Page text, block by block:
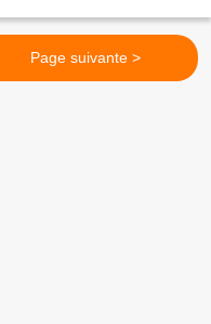
Page suivante >